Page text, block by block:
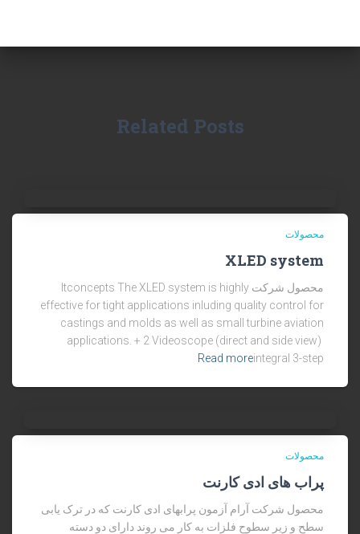
Related Posts
محصولات
XLED system
محصول شرکت Itconcepts The XLED system is highly
effective for tight applications inluding quality control for
castings and molds as well as small turbine aviation
applications. + 2 Videoscope (direct and side view)
integral 3-step
Read more
محصولات
پراب های ادی کارنت
محصول شرکت آرام آزمون پرابهای ادی کارنت که در ترک یابی
سطح و زیر سطوح فلزات به کار می روند دارای دو دسته